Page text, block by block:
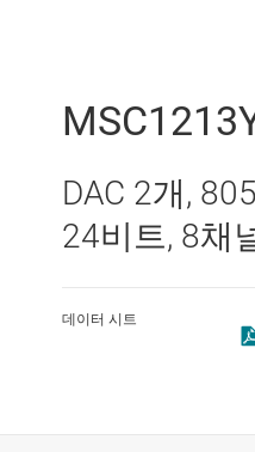
데
로
DAC 2개,
24비트, 8채
데이터 시트